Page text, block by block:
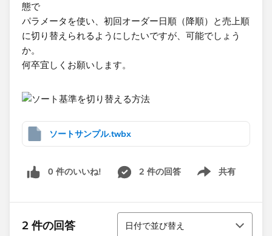
態で
パラメータを使い、初回オーダー日順（降順）と売上順
に切り替えられるようにしたいですが、可能でしょう
か。
何卒宜しくお願いします。
ソートサンプル.twbx
0 件のいいね! 2 件の回答 共有
Show menu
2 件の回答
並び替え
日付で並び替え